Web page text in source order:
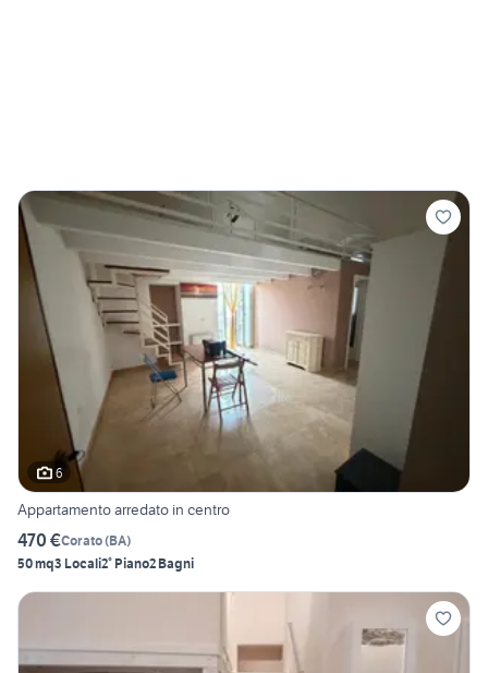
6
Appartamento arredato in centro
470 €Corato(BA)
50 mq3 Locali2° Piano2 Bagni